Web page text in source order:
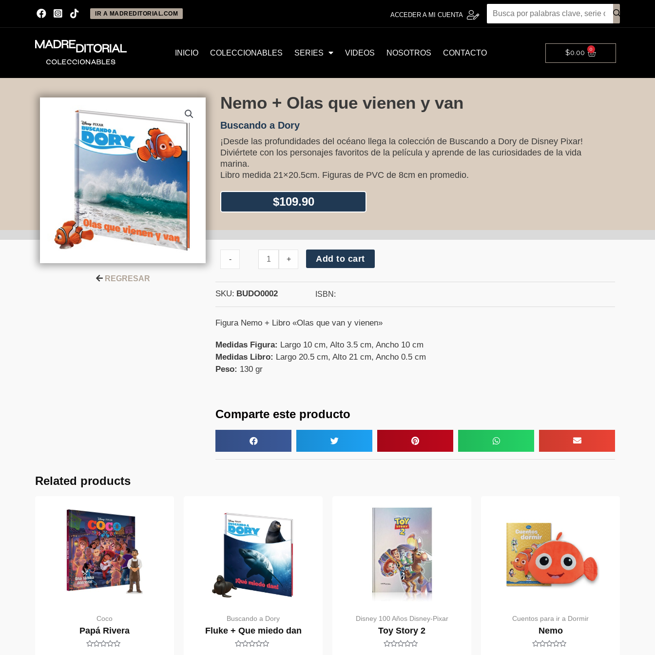
IR A MADREDITORIAL.COM ACCEDER A MI CUENTA
INICIO COLECCIONABLES SERIES VIDEOS NOSOTROS CONTACTO $0.00 0 Cart
Nemo + Olas que vienen y van
Buscando a Dory
¡Desde las profundidades del océano llega la colección de Buscando a Dory de Disney Pixar!
Diviértete con los personajes favoritos de la película y aprende de las curiosidades de la vida
marina.
Libro medida 21×20.5cm. Figuras de PVC de 8cm en promedio.
$109.90
REGRESAR
+
Olas
y
- + Add to cart
SKU: BUDO0002 ISBN:
Figura Nemo + Libro «Olas que van y vienen»
Medidas Figura: Largo 10 cm, Alto 3.5 cm, Ancho 10 cm
Medidas Libro: Largo 20.5 cm, Alto 21 cm, Ancho 0.5 cm
Peso: 130 gr
Comparte este producto
Related products
Coco
Papá Rivera
Buscando a Dory
Fluke + Que miedo dan
Disney 100 Años Disney-Pixar
Toy Story 2
Cuentos para ir a Dormir
Nemo